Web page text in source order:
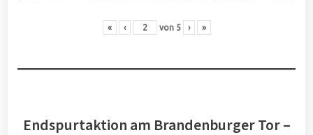
« ‹ von 5 › »
Endspurtaktion am Brandenburger Tor –